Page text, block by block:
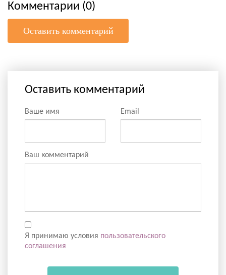
Комментарии (0)
Оставить комментарий
Оставить комментарий
Ваше имя Email
Ваш комментарий
Я принимаю условия пользовательского
соглашения